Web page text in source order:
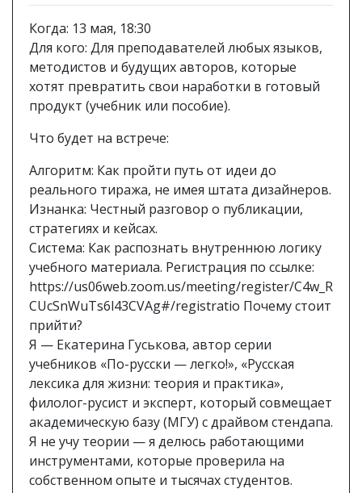
Когда: 13 мая, 18:30
Для кого: Для преподавателей любых языков,
методистов и будущих авторов, которые
хотят превратить свои наработки в готовый
продукт (учебник или пособие).
Что будет на встрече:
Алгоритм: Как пройти путь от идеи до
реального тиража, не имея штата дизайнеров.
Изнанка: Честный разговор о публикации,
стратегиях и кейсах.
Система: Как распознать внутреннюю логику
учебного материала. Регистрация по ссылке:
https://us06web.zoom.us/meeting/register/C4w_R
CUcSnWuTs6l43CVAg#/registratio Почему стоит
прийти?
Я — Екатерина Гуськова, автор серии
учебников «По-русски — легко!», «Русская
лексика для жизни: теория и практика»,
филолог-русист и эксперт, который совмещает
академическую базу (МГУ) с драйвом стендапа.
Я не учу теории — я делюсь работающими
инструментами, которые проверила на
собственном опыте и тысячах студентов.